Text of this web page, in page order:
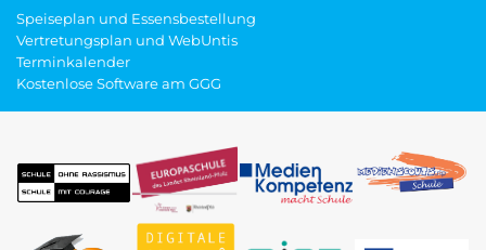
Speiseplan und Essensbestellung
Vertretungsplan und WebUntis
Terminkalender
Kostenlose Software am GGG